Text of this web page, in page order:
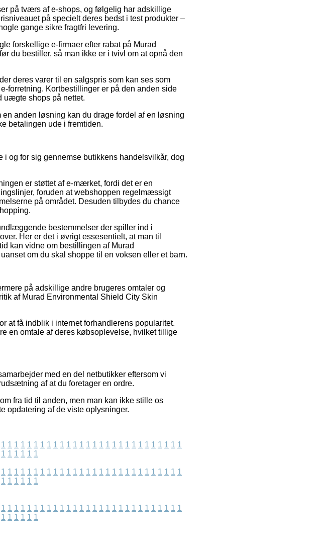
på tværs af e-shops, og følgelig har adskillige
på specielt deres bedst i test produkter –
gange sikre fragtfri levering.
forskellige e-firmaer efter rabat på Murad
du bestiller, så man ikke er i tvivl om at opnå den
deres varer til en salgspris som kan ses som
forretning. Kortbestillinger er på den anden side
uægte shops på nettet.
anden løsning kan du drage fordel af en løsning
betalingen ude i fremtiden.
og for sig gennemse butikkens handelsvilkår, dog
er støttet af e-mærket, fordi det er en
foruden at webshoppen regelmæssigt
på området. Desuden tilbydes du chance
bestemmelser der spiller ind i
Her er det i øvrigt essesentielt, at man til
kan vidne om bestillingen af Murad
om du skal shoppe til en voksen eller et barn.
på adskillige andre brugeres omtaler og
af Murad Environmental Shield City Skin
at få indblik i internet forhandlerens popularitet.
en omtale af deres købsoplevelse, hvilket tillige
med en del netbutikker eftersom vi
af at du foretager en ordre.
fra tid til anden, men man kan ikke stille os
opdatering af de viste oplysninger.
1 1 1 1 1 1 1 1 1 1 1 1 1 1 1 1 1 1 1 1 1 1 1 1 1 1 1 1
1 1 1 1 1 1
1 1 1 1 1 1 1 1 1 1 1 1 1 1 1 1 1 1 1 1 1 1 1 1 1 1 1 1
1 1 1 1 1 1
1 1 1 1 1 1 1 1 1 1 1 1 1 1 1 1 1 1 1 1 1 1 1 1 1 1 1 1
1 1 1 1 1 1